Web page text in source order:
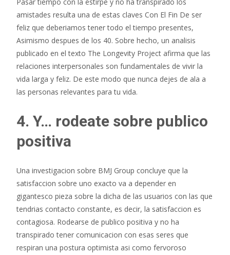
amistades resulta una de estas claves Con El Fin De ser
feliz que deberiamos tener todo el tiempo presentes,
Asimismo despues de los 40. Sobre hecho, un analisis
publicado en el texto The Longevity Project afirma que las
relaciones interpersonales son fundamentales de vivir la
vida larga y feliz. De este modo que nunca dejes de ala a
las personas relevantes para tu vida.
4. Y… rodeate sobre publico
positiva
Una investigacion sobre BMJ Group concluye que la
satisfaccion sobre uno exacto va a depender en
gigantesco pieza sobre la dicha de las usuarios con las que
tendri­as contacto constante, es decir, la satisfaccion es
contagiosa. Rodearse de publico positiva y no ha
transpirado tener comunicacion con esas seres que
respiran una postura optimista asi­ como fervoroso